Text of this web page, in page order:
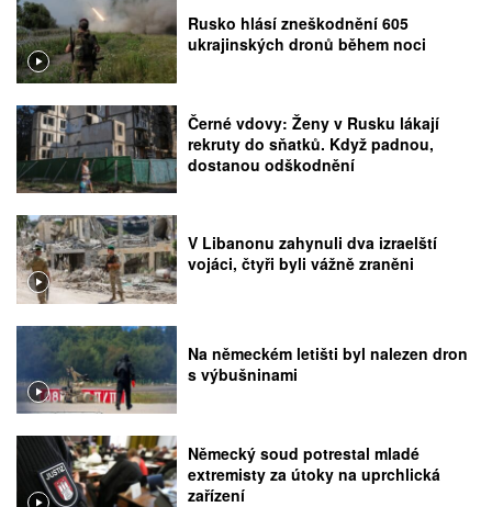
Rusko hlásí zneškodnění 605
ukrajinských dronů během noci
Černé vdovy: Ženy v Rusku lákají
rekruty do sňatků. Když padnou,
dostanou odškodnění
V Libanonu zahynuli dva izraelští
vojáci, čtyři byli vážně zraněni
Na německém letišti byl nalezen dron
s výbušninami
Německý soud potrestal mladé
extremisty za útoky na uprchlická
zařízení